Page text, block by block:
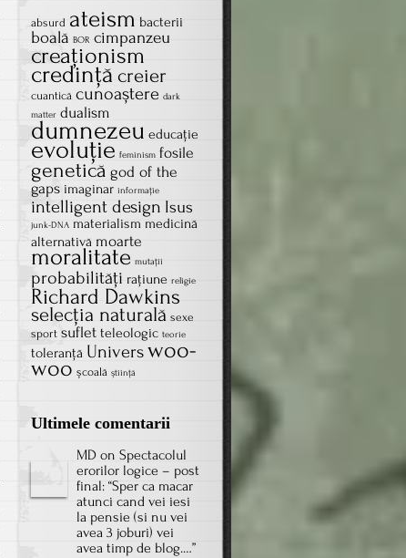
absurd ateism bacterii
boală BOR cimpanzeu
creaţionism
credinţă creier
cuantică cunoaștere dark
matter dualism
dumnezeu educație
evoluţie feminism fosile
genetică god of the
gaps imaginar informație
intelligent design Isus
junk-DNA materialism medicină
alternativă moarte
moralitate mutații
probabilităţi rațiune religie
Richard Dawkins
selecţia naturală sexe
sport suflet teleologic teorie
toleranţă Universwoo-
woo școală știință
Ultimele comentarii
MD on Spectacolul
erorilor logice – post
final: “Sper ca macar
atunci cand vei iesi
la pensie (si nu vei
avea 3 joburi) vei
avea timp de blog.…”